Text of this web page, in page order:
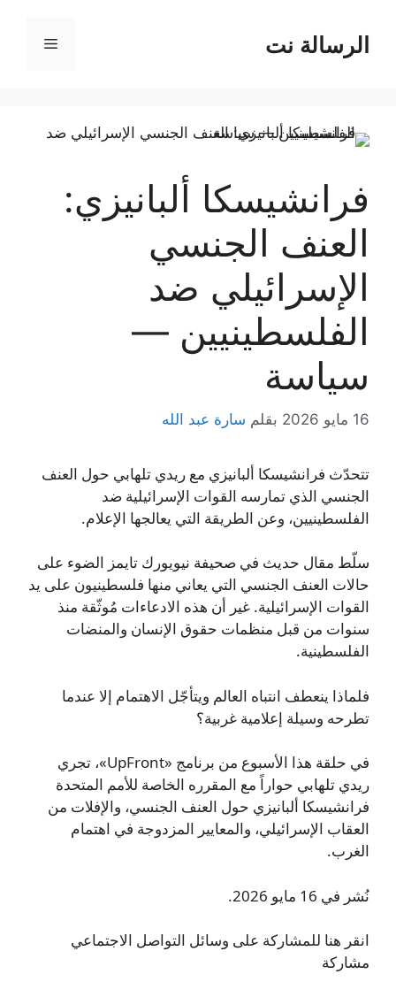
المحتوىالرسالة نت القائمة
فرانشيسكا ألبانيزي:
العنف الجنسي
الإسرائيلي ضد
الفلسطينيين —
سياسة
16 مايو 2026 بقلم سارة عبد الله
تتحدّث فرانشيسكا ألبانيزي مع ريدي تلهابي حول العنف
الجنسي الذي تمارسه القوات الإسرائيلية ضد
الفلسطينيين، وعن الطريقة التي يعالجها الإعلام.
سلّط مقال حديث في صحيفة نيويورك تايمز الضوء على
حالات العنف الجنسي التي يعاني منها فلسطينيون على يد
القوات الإسرائيلية. غير أن هذه الادعاءات مُوثّقة منذ
سنوات من قبل منظمات حقوق الإنسان والمنضات
الفلسطينية.
فلماذا ينعطف انتباه العالم ويتأجّل الاهتمام إلا عندما
تطرحه وسيلة إعلامية غربية؟
في حلقة هذا الأسبوع من برنامج «UpFront»، تجري
ريدي تلهابي حواراً مع المقرره الخاصة للأمم المتحدة
فرانشيسكا ألبانيزي حول العنف الجنسي، والإفلات من
العقاب الإسرائيلي، والمعايير المزدوجة في اهتمام
الغرب.
نُشر في 16 مايو 2026.
انقر هنا للمشاركة على وسائل التواصل الاجتماعي
مشاركة